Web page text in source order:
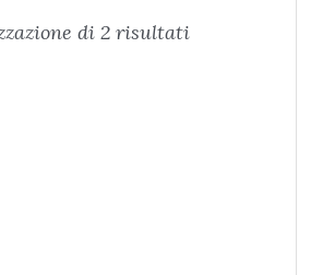
di 2 risultati